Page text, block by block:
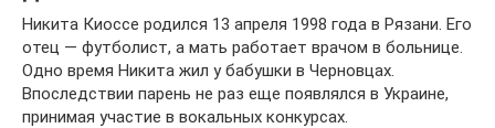
Никита Киоссе родился 13 апреля 1998 года в Рязани. Его
отец — футболист, а мать работает врачом в больнице.
Одно время Никита жил у бабушки в Черновцах.
Впоследствии парень не раз еще появлялся в Украине,
принимая участие в вокальных конкурсах.